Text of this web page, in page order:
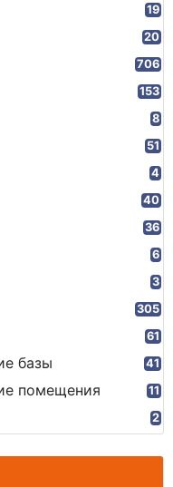
19
20
706
153
8
51
4
40
36
6
3
305
61
базы 41
помещения 11
2